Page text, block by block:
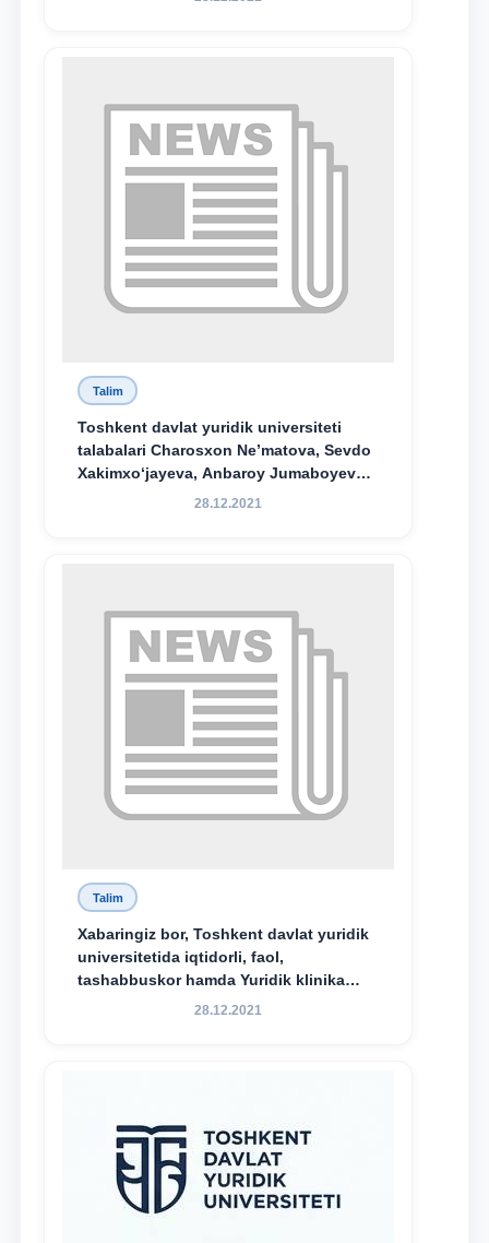
Talim
Toshkent davlat yuridik universiteti
talabalari Charosxon Ne’matova, Sevdo
Xakimxo‘jayeva, Anbaroy Jumaboyeva
hamda TDYU qoshidagi M.S.Vosiqova
bo‘ldi.
28.12.2021
Talim
Xabaringiz bor, Toshkent davlat yuridik
universitetida iqtidorli, faol,
tashabbuskor hamda Yuridik klinika
faoliyatida o‘z bilim va ko‘nikmalarini
28.12.2021